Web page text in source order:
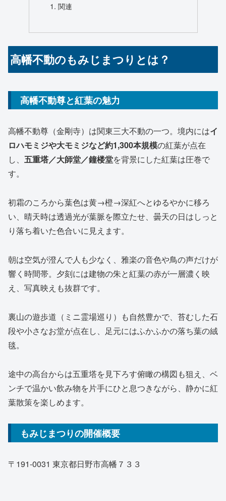
関連
高幡不動のもみじまつりとは？
高幡不動尊と紅葉の魅力
高幡不動尊（金剛寺）は関東三大不動の一つ。境内にはイ
ロハモミジや大モミジなど約1,300本規模の紅葉が点在
し、 五重塔／大師堂／鐘楼堂を背景にした紅葉は圧巻で
す。
初霜のころから葉色は黄→橙→深紅へとゆるやかに移ろ
い、晴天時は透過光が葉脈を際立たせ、曇天の日はしっと
り落ち着いた色合いに見えます。
朝は空気が澄んで人も少なく、雅楽の音色や鳥の声だけが
響く時間帯。夕刻には建物の朱と紅葉の赤が一層濃く映
え、写真映えも抜群です。
裏山の遊歩道（ミニ霊場巡り）も自然豊かで、苔むした石
段や小さなお堂が点在し、足元にはふかふかの落ち葉の絨
毯。
途中の高台からは五重塔を見下ろす俯瞰の構図も狙え、ベ
ンチで温かい飲み物を片手にひと息つきながら、静かに紅
葉散策を楽しめます。
もみじまつりの開催概要
〒191-0031 東京都日野市高幡７３３